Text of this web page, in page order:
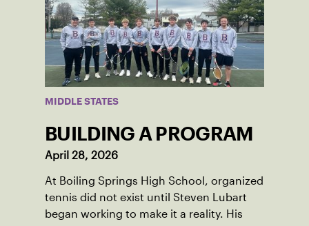
MIDDLE STATES
BUILDING A PROGRAM
April 28, 2026
At Boiling Springs High School, organized
tennis did not exist until Steven Lubart
began working to make it a reality. His